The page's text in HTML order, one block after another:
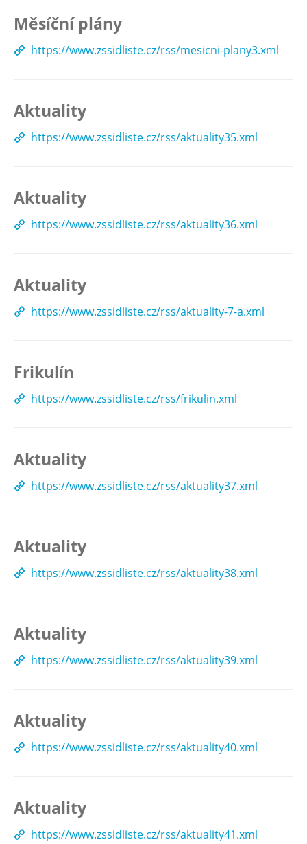
Měsíční plány
https://www.zssidliste.cz/rss/mesicni-plany3.xml
Aktuality
https://www.zssidliste.cz/rss/aktuality35.xml
Aktuality
https://www.zssidliste.cz/rss/aktuality36.xml
Aktuality
https://www.zssidliste.cz/rss/aktuality-7-a.xml
Frikulín
https://www.zssidliste.cz/rss/frikulin.xml
Aktuality
https://www.zssidliste.cz/rss/aktuality37.xml
Aktuality
https://www.zssidliste.cz/rss/aktuality38.xml
Aktuality
https://www.zssidliste.cz/rss/aktuality39.xml
Aktuality
https://www.zssidliste.cz/rss/aktuality40.xml
Aktuality
https://www.zssidliste.cz/rss/aktuality41.xml